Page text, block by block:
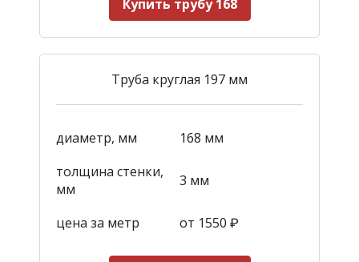
Купить трубу 168
Труба круглая 197 мм
диаметр, мм
168 мм
толщина стенки,
мм
3 мм
цена за метр от 1550 ₽